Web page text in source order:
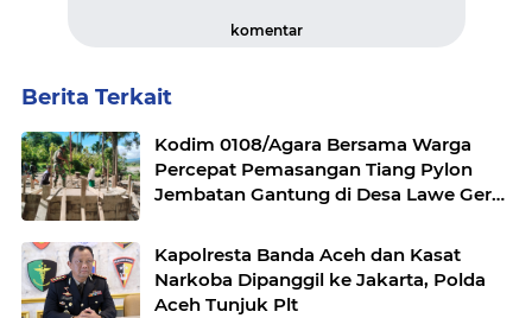
komentar
Berita Terkait
Kodim 0108/Agara Bersama Warga
Percepat Pemasangan Tiang Pylon
Jembatan Gantung di Desa Lawe Ger-
Kapolresta Banda Aceh dan Kasat
Narkoba Dipanggil ke Jakarta, Polda
Aceh Tunjuk Plt